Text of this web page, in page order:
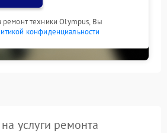
ремонт техники Olympus, Вы
конфиденциальности
услуги ремонта